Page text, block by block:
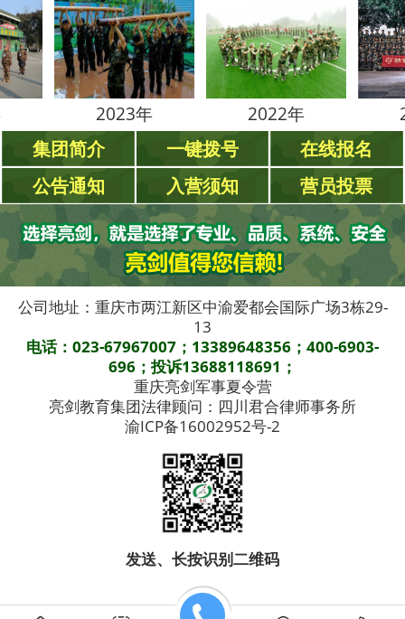
2023年 2022年 2021年
集团简介 一键拨号
在线报名
公告通知
入营须知 营员投票
公司地址：重庆市两江新区中渝爱都会国际广场3栋29-
13
电话：023-67967007；13389648356；400-6903-
696；投诉13688118691；
重庆亮剑军事夏令营
亮剑教育集团法律顾问：四川君合律师事务所
渝ICP备16002952号-2
发送、长按识别二维码